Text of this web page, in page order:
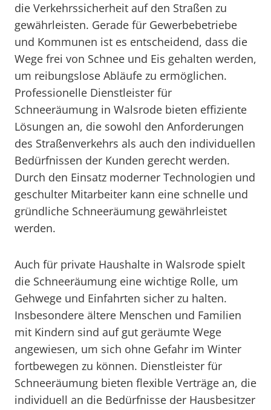
die Verkehrssicherheit auf den Straßen zu
gewährleisten. Gerade für Gewerbebetriebe
und Kommunen ist es entscheidend, dass die
Wege frei von Schnee und Eis gehalten werden,
um reibungslose Abläufe zu ermöglichen.
Professionelle Dienstleister für
Schneeräumung in Walsrode bieten effiziente
Lösungen an, die sowohl den Anforderungen
des Straßenverkehrs als auch den individuellen
Bedürfnissen der Kunden gerecht werden.
Durch den Einsatz moderner Technologien und
geschulter Mitarbeiter kann eine schnelle und
gründliche Schneeräumung gewährleistet
werden.
Auch für private Haushalte in Walsrode spielt
die Schneeräumung eine wichtige Rolle, um
Gehwege und Einfahrten sicher zu halten.
Insbesondere ältere Menschen und Familien
mit Kindern sind auf gut geräumte Wege
angewiesen, um sich ohne Gefahr im Winter
fortbewegen zu können. Dienstleister für
Schneeräumung bieten flexible Verträge an, die
individuell an die Bedürfnisse der Hausbesitzer